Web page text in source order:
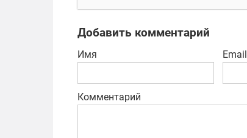
Добавить комментарий
Имя Email
Комментарий